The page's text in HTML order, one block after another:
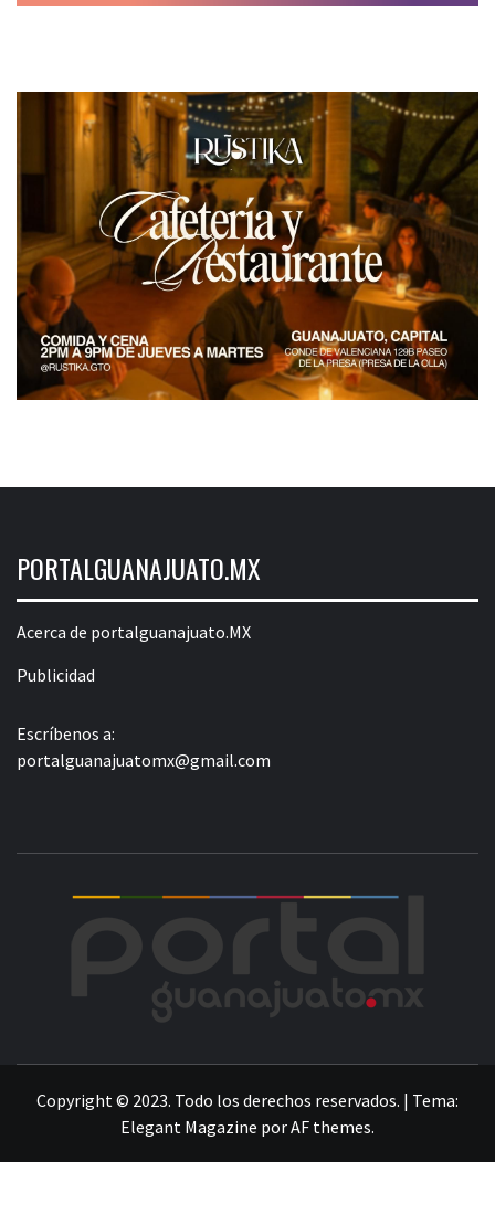
PORTALGUANAJUATO.MX
Acerca de portalguanajuato.MX
Publicidad
Escríbenos a:
portalguanajuatomx@gmail.com
Copyright © 2023. Todo los derechos reservados. | Tema:
Elegant Magazine porAF themes.